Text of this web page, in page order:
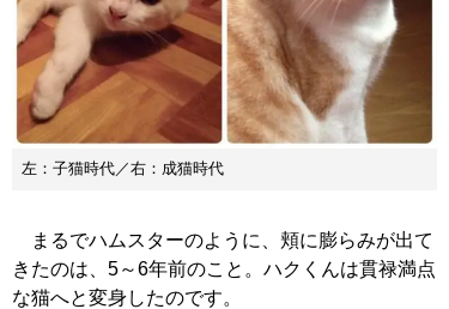
左：子猫時代／右：成猫時代
まるでハムスターのように、頬に膨らみが出て
きたのは、5～6年前のこと。ハクくんは貫禄満点
な猫へと変身したのです。